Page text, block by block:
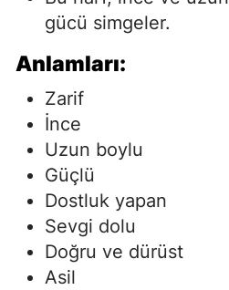
gücü simgeler.
Anlamları:
Zarif
İnce
Uzun boylu
Güçlü
Dostluk yapan
Sevgi dolu
Doğru ve dürüst
Asil